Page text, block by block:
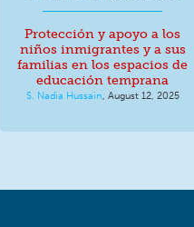
Protección y apoyo a los
niños inmigrantes y a sus
familias en los espacios de
educación temprana
S. Nadia Hussain August 12, 2025